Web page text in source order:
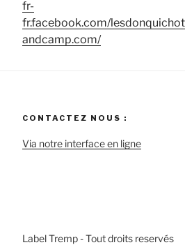
fr-
fr.facebook.com/
andcamp.com/
CONTACTEZ NOUS :
Via notre interface en ligne
Label Tremp - Tout droits reservés